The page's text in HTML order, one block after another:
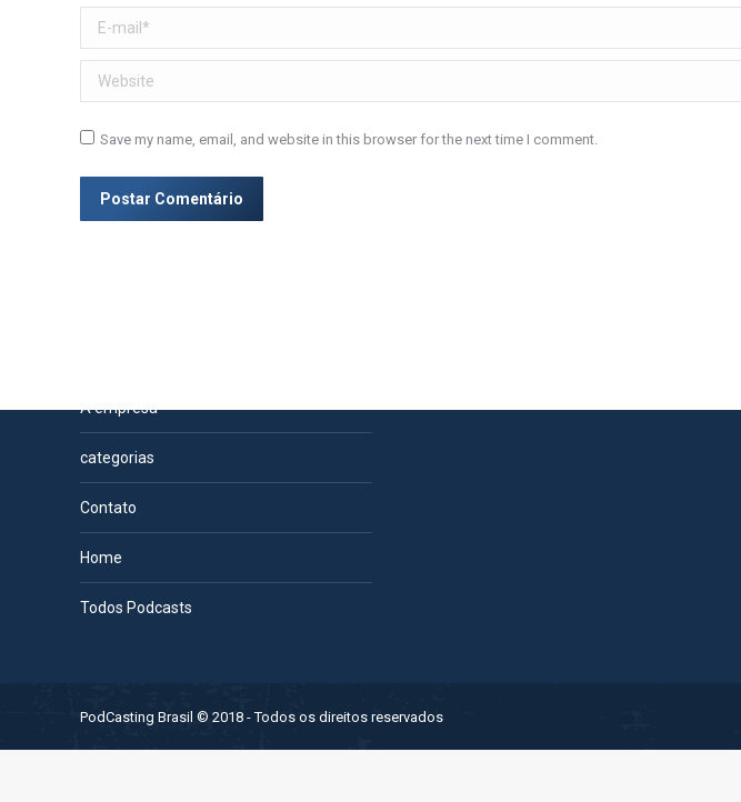
E-mail *
Website
Save my name, email, and website in this browser for the next time I comment.
Postar Comentário
A empresa
categorias
Contato
Home
Todos Podcasts
PodCasting Brasil © 2018 - Todos os direitos reservados